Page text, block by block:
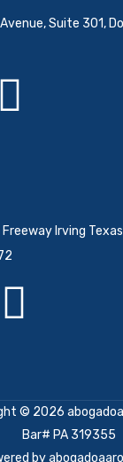
Suite 301,
Irving
© 2026
Bar# PA 319355
by